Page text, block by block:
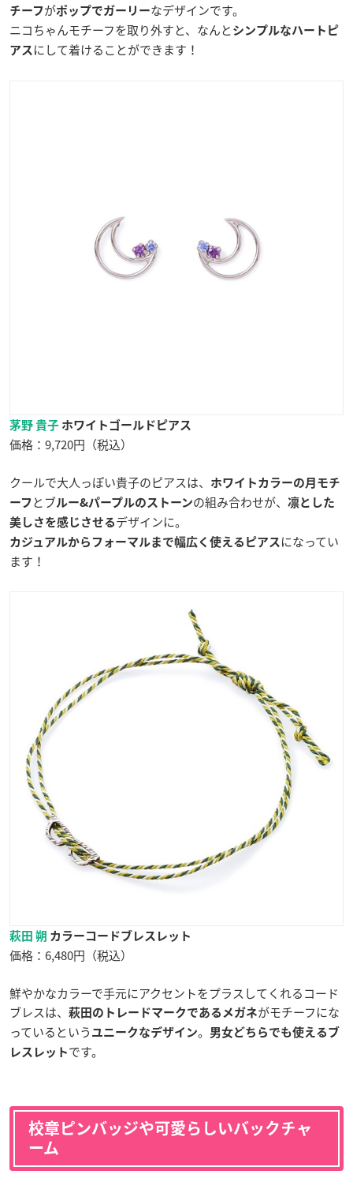
チーフがポップでガーリーなデザインです。
ニコちゃんモチーフを取り外すと、なんと シンプルなハートピ
アス にして着けることができます！
茅野 貴子 ホワイトゴールドピアス
価格：9,720円（税込）
クールで大人っぽい貴子のピアスは、
ホワイトカラーの月モチ
ーフ とブルー&パープルのストーンの組み合わせが、
凛とした
美しさを感じさせる デザインに。
カジュアルからフォーマルまで幅広く使えるピアス になってい
ます！
萩田 朔 カラーコードブレスレット
価格：6,480円（税込）
鮮やかなカラーで手元にアクセントをプラスしてくれるコード
ブレスは、
萩田のトレードマークであるメガネがモチーフにな
っているという ユニークなデザイン。 男女どちらでも使える ブ
レスレット です。
校章ピンバッジや可愛らしいバックチャ
ーム